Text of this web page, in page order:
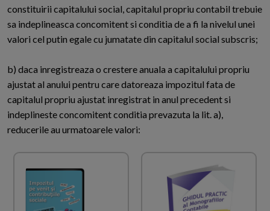
constituirii capitalului social, capitalul propriu contabil trebuie
sa indeplineasca concomitent si conditia de a fi la nivelul unei
valori cel putin egale cu jumatate din capitalul social subscris;
b) daca inregistreaza o crestere anuala a capitalului propriu
ajustat al anului pentru care datoreaza impozitul fata de
capitalul propriu ajustat inregistrat in anul precedent si
indeplineste concomitent conditia prevazuta la lit. a),
reducerile au urmatoarele valori: